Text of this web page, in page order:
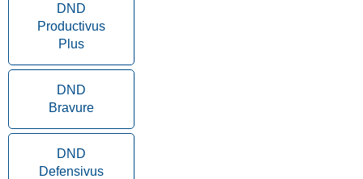
DND
Productivus
Plus
DND
Bravure
DND
Defensivus